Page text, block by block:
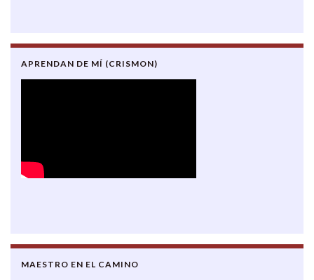
APRENDAN DE MÍ (CRISMON)
MAESTRO EN EL CAMINO